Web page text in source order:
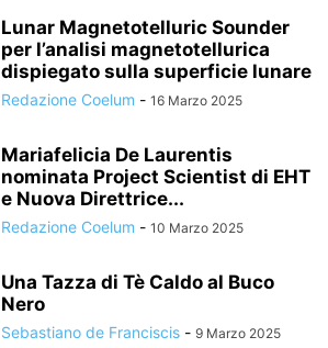
Lunar Magnetotelluric Sounder
per l’analisi magnetotellurica
dispiegato sulla superficie lunare
Redazione Coelum - 16 Marzo 2025
Mariafelicia De Laurentis
nominata Project Scientist di EHT
e Nuova Direttrice...
Redazione Coelum - 10 Marzo 2025
Una Tazza di Tè Caldo al Buco
Nero
Sebastiano de Franciscis - 9 Marzo 2025